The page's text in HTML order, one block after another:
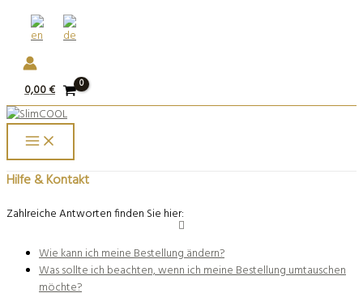
Inhalt
0,00€
Hilfe & Kontakt
Zahlreiche Antworten finden Sie hier:
Wie kann ich meine Bestellung ändern?
Was sollte ich beachten, wenn ich meine Bestellung umtauschen
möchte?